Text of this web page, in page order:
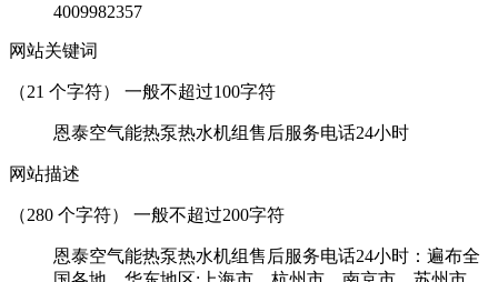
4009982357
网站关键词
（21 个字符） 一般不超过100字符
恩泰空气能热泵热水机组售后服务电话24小时
网站描述
（280 个字符） 一般不超过200字符
恩泰空气能热泵热水机组售后服务电话24小时：遍布全